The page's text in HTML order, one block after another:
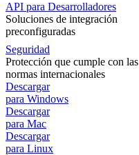
API para Desarrolladores
Soluciones de integración
preconfiguradas
Seguridad
Protección que cumple con las
normas internacionales
Descargar
para Windows
Descargar
para Mac
Descargar
para Linux